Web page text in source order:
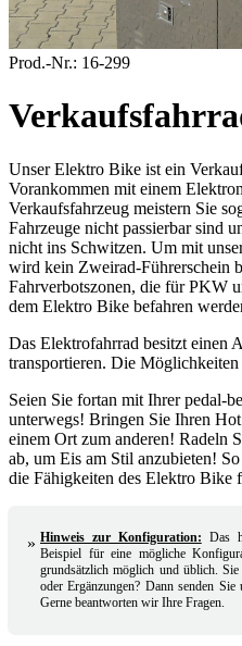
Prod.-Nr.: 16-299
Unser Elektro Bike ist ein
Vorankommen mit einem
Verkaufsfahrzeug meistern Sie
Fahrzeuge nicht passierbar sind
nicht ins Schwitzen. Um mit
wird kein Zweirad-Führerschein
Fahrverbotszonen, die für PKW
dem Elektro Bike befahren
Das Elektrofahrrad besitzt einen
transportieren. Die Möglichkeiten
Seien Sie fortan mit Ihrer pedal-
unterwegs! Bringen Sie Ihren
einem Ort zum anderen! Radeln
ab, um Eis am Stil anzubieten!
die Fähigkeiten des Elektro Bike
» Hinweis zur Konfiguration: Das
Beispiel für eine mögliche
grundsätzlich möglich und üblich.
oder Ergänzungen? Dann senden
Gerne beantworten wir Ihre Fragen.